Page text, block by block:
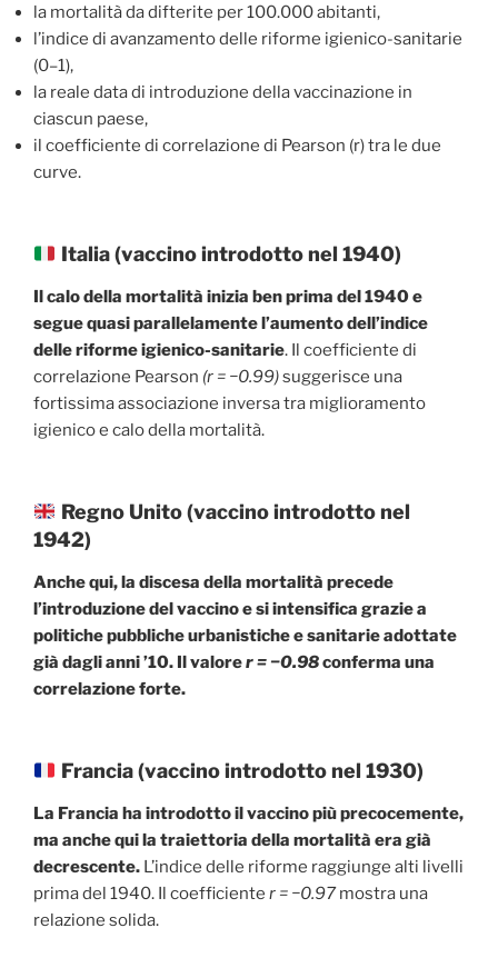
la mortalità da difterite per 100.000 abitanti,
l’indice di avanzamento delle riforme igienico-sanitarie
(0–1),
la reale data di introduzione della vaccinazione in
ciascun paese,
il coefficiente di correlazione di Pearson (r) tra le due
curve.
Italia (vaccino introdotto nel 1940)
Il calo della mortalità inizia ben prima del 1940 e
segue quasi parallelamente l’aumento dell’indice
delle riforme igienico-sanitarie. Il coefficiente di
correlazione Pearson (r = −0.99)suggerisce una
fortissima associazione inversa tra miglioramento
igienico e calo della mortalità.
Regno Unito (vaccino introdotto nel
1942)
Anche qui, la discesa della mortalità precede
l’introduzione del vaccino e si intensifica grazie a
politiche pubbliche urbanistiche e sanitarie adottate
già dagli anni ’10. Il valorer = −0.98conferma una
correlazione forte.
Francia (vaccino introdotto nel 1930)
La Francia ha introdotto il vaccino più precocemente,
ma anche qui la traiettoria della mortalità era già
decrescente. L’indice delle riforme raggiunge alti livelli
prima del 1940. Il coefficiente r = −0.97mostra una
relazione solida.